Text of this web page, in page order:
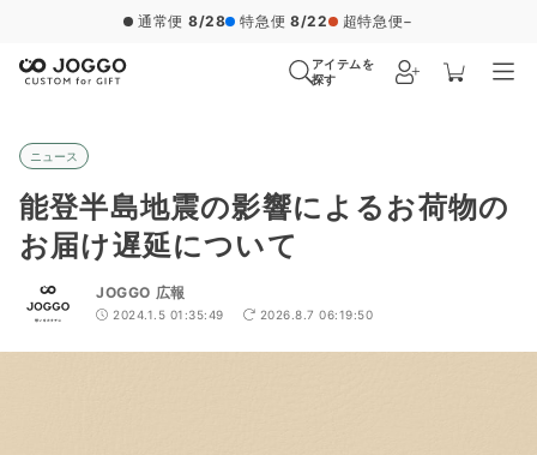
通常便 8/28 特急便 8/22 超特急便−
アイテムを
探す
ニュース
能登半島地震の影響によるお荷物の
お届け遅延について
JOGGO 広報
2024.1.5 01:35:49 2026.8.7 06:19:50